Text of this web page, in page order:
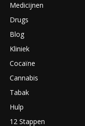
Medicijnen
Drugs
Blog
Kliniek
Cocaïne
Cannabis
Tabak
Hulp
12 Stappen